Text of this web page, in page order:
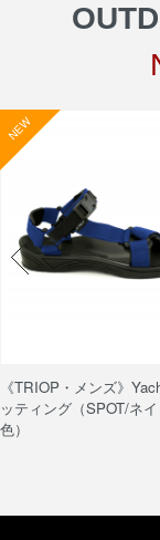
NEW
《TRIOP・メンズ》
ッティング（SPOT/ネ
色）